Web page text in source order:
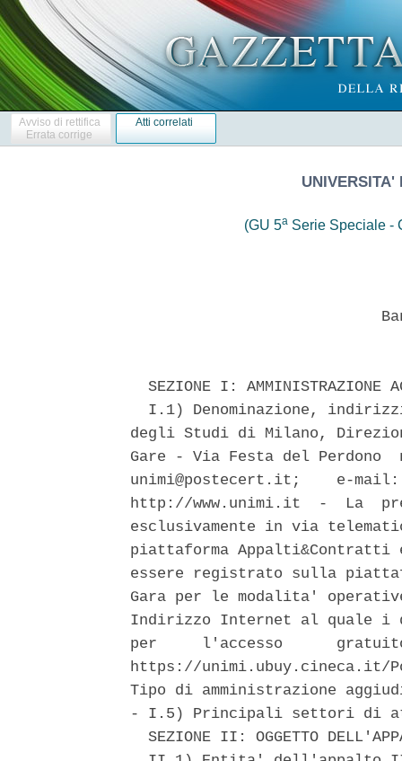
Avviso di rettifica
Errata corrige
Atti correlati
UNIVERSITA'
(GU 5a Serie Speciale -
SEZIONE I: AMMINISTRAZIONE
I.1) Denominazione,
degli Studi di Milano,
Gare - Via Festa del
unimi@postecert.it;    e-
http://www.unimi.it  -  La
esclusivamente in via
piattaforma
essere registrato sulla
Gara per le modalita'
Indirizzo Internet al quale i
per     l'accesso
https://unimi.ubuy.cineca.it/
Tipo di amministrazione
- I.5) Principali settori di
SEZIONE II: OGGETTO